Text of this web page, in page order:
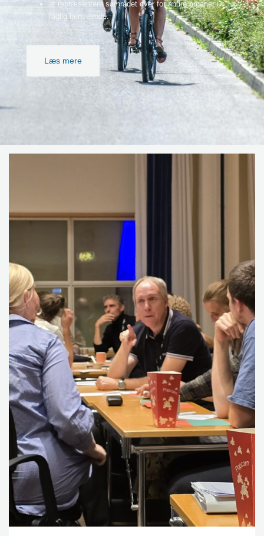
at repræsentere samrådet over for andre organer i
faglig henseende.
Læs mere